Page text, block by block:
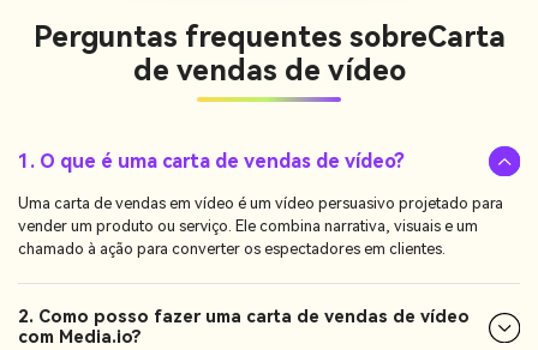
Perguntas frequentes sobreCarta
de vendas de vídeo
1. O que é uma carta de vendas de vídeo?
Uma carta de vendas em vídeo é um vídeo persuasivo projetado para
vender um produto ou serviço. Ele combina narrativa, visuais e um
chamado à ação para converter os espectadores em clientes.
2. Como posso fazer uma carta de vendas de vídeo
com Media.io?